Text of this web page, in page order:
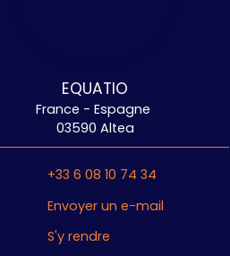
EQUATIO
France - Espagne
03590 Altea
+33 6 08 10 74 34
Envoyer un e-mail
S'y rendre